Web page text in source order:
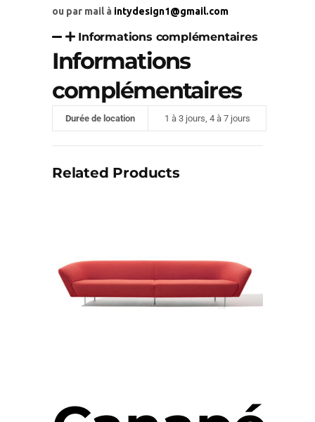
ou par mail à intydesign1@gmail.com
Informations complémentaires
Informations
complémentaires
Durée de location 1 à 3 jours, 4 à 7 jours
Related Products